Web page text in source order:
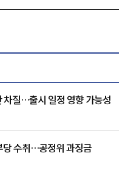
차질…출시 일정 영향 가능성
당 수취…공정위 과징금